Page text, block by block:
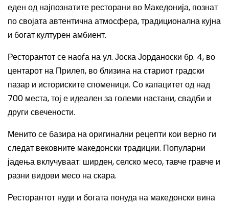
еден од најпознатите ресторани во Македонија, познат
по својата автентична атмосфера, традиционална кујна
и богат културен амбиент.
Ресторантот се наоѓа на ул. Јоска Јорданоски бр. 4, во
центарот на Прилеп, во близина на стариот градски
пазар и историските споменици. Со капацитет од над
700 места, тој е идеален за големи настани, свадби и
други свечености.
Менито се базира на оригинални рецепти кои верно ги
следат вековните македонски традиции. Популарни
јадења вклучуваат: ширден, селско месо, тавче гравче и
разни видови месо на скара.
Ресторантот нуди и богата понуда на македонски вина